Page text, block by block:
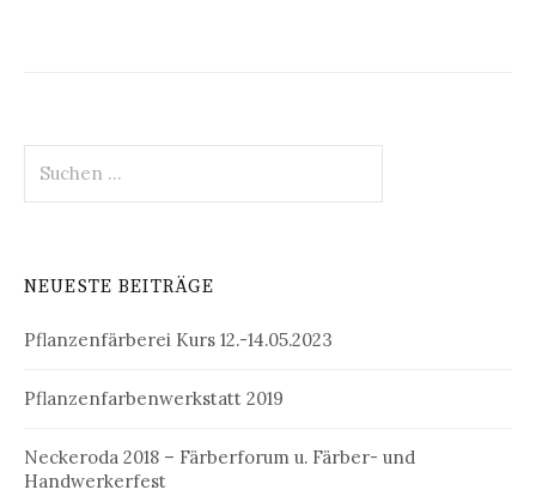
nach:
NEUESTE BEITRÄGE
Pflanzenfärberei Kurs 12.-14.05.2023
Pflanzenfarbenwerkstatt 2019
Neckeroda 2018 – Färberforum u. Färber- und
Handwerkerfest